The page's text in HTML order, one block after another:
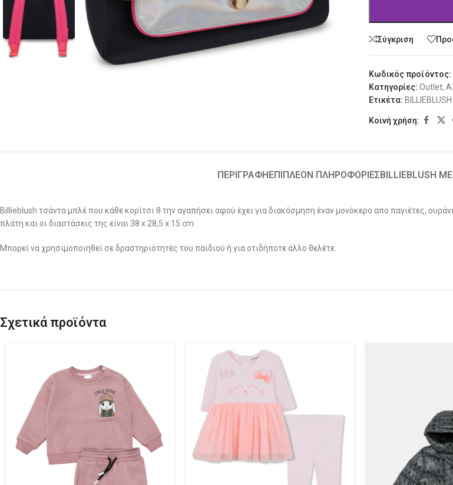
Σύγκριση
Κωδικός προϊόντος:
Κατηγορίες: Outlet,
Ετικέτα: BILLIEBLUSH
Κοινή χρήση:
ΠΕΡΙΓΡΑΦΉ ΕΠΙΠΛΈΟΝ ΠΛΗΡΟΦΟΡΊΕΣ BILLIEBLUSH
Billieblush τσάντα μπλέ που κάθε κορίτσι θ την αγαπήσει αφού έχει για διακόσμηση έναν μονόκερο απο παγιέτες,
πλάτη και οι διαστάσεις της είναι 38 x 28,5 x 15 cm.
Μπορεί να χρησιμοποιηθεί σε δραστηριότητές του παιδιού ή για οτιδήποτε άλλο θελέτε.
Σχετικά προϊόντα